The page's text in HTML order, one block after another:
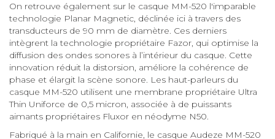
On retrouve également sur le casque MM-520 l'imparable
technologie Planar Magnetic, déclinée ici à travers des
transducteurs de 90 mm de diamètre. Ces derniers
intègrent la technologie propriétaire Fazor, qui optimise la
diffusion des ondes sonores à l’intérieur du casque. Cette
innovation réduit la distorsion, améliore la cohérence de
phase et élargit la scène sonore. Les haut-parleurs du
casque MM-520 utilisent une membrane propriétaire Ultra
Thin Uniforce de 0,5 micron, associée à de puissants
aimants propriétaires Fluxor en néodyme N50.
Fabriqué à la main en Californie, le casque Audeze MM-520